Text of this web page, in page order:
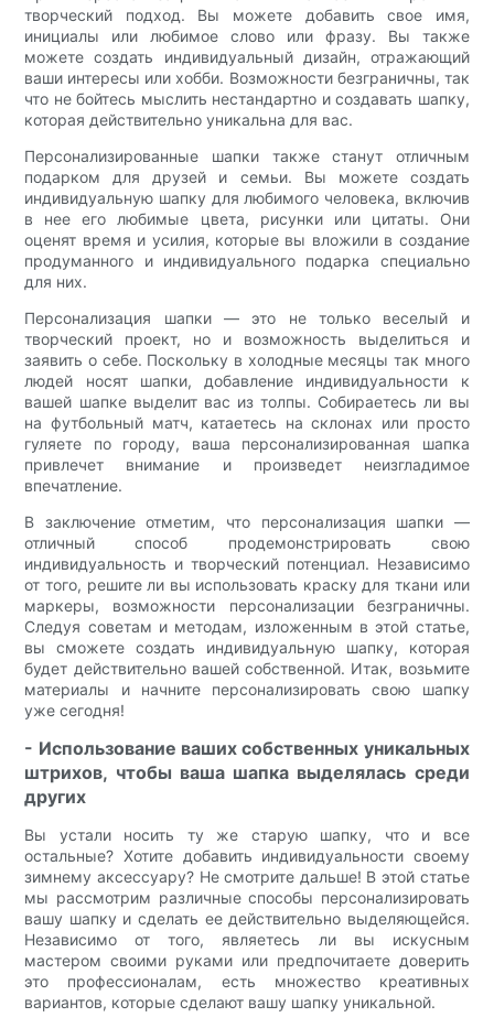
творческий подход. Вы можете добавить свое имя,
инициалы или любимое слово или фразу. Вы также
можете создать индивидуальный дизайн, отражающий
ваши интересы или хобби. Возможности безграничны, так
что не бойтесь мыслить нестандартно и создавать шапку,
которая действительно уникальна для вас.
Персонализированные шапки также станут отличным
подарком для друзей и семьи. Вы можете создать
индивидуальную шапку для любимого человека, включив
в нее его любимые цвета, рисунки или цитаты. Они
оценят время и усилия, которые вы вложили в создание
продуманного и индивидуального подарка специально
для них.
Персонализация шапки — это не только веселый и
творческий проект, но и возможность выделиться и
заявить о себе. Поскольку в холодные месяцы так много
людей носят шапки, добавление индивидуальности к
вашей шапке выделит вас из толпы. Собираетесь ли вы
на футбольный матч, катаетесь на склонах или просто
гуляете по городу, ваша персонализированная шапка
привлечет внимание и произведет неизгладимое
впечатление.
В заключение отметим, что персонализация шапки —
отличный способ продемонстрировать свою
индивидуальность и творческий потенциал. Независимо
от того, решите ли вы использовать краску для ткани или
маркеры, возможности персонализации безграничны.
Следуя советам и методам, изложенным в этой статье,
вы сможете создать индивидуальную шапку, которая
будет действительно вашей собственной. Итак, возьмите
материалы и начните персонализировать свою шапку
уже сегодня!
- Использование ваших собственных уникальных
штрихов, чтобы ваша шапка выделялась среди
других
Вы устали носить ту же старую шапку, что и все
остальные? Хотите добавить индивидуальности своему
зимнему аксессуару? Не смотрите дальше! В этой статье
мы рассмотрим различные способы персонализировать
вашу шапку и сделать ее действительно выделяющейся.
Независимо от того, являетесь ли вы искусным
мастером своими руками или предпочитаете доверить
это профессионалам, есть множество креативных
вариантов, которые сделают вашу шапку уникальной.